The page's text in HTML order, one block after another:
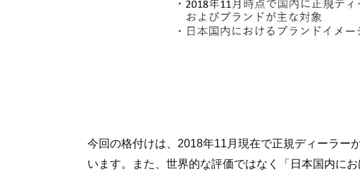
今回の格付けは、2018年11月現在で正規ディーラー
います。また、世界的な評価ではなく「日本国内に